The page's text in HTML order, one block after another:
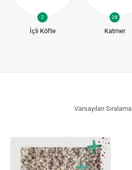
2
İçli Köfte
28
Katmer
Varsayılan Sıralama